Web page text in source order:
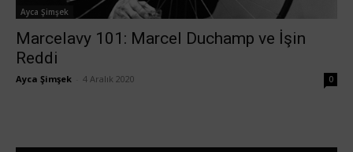
Ayca Şimşek
Marcelavy 101: Marcel Duchamp ve İşin
Reddi
Ayca Şimşek 4 Aralık 2020 0